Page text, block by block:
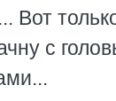
Вот
с